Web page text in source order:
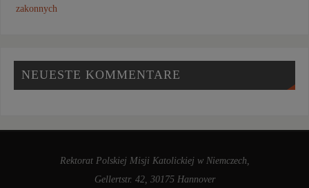
zakonnych
NEUESTE KOMMENTARE
Rektorat Polskiej Misji Katolickiej w Niemczech,
Gellertstr. 42, 30175 Hannover